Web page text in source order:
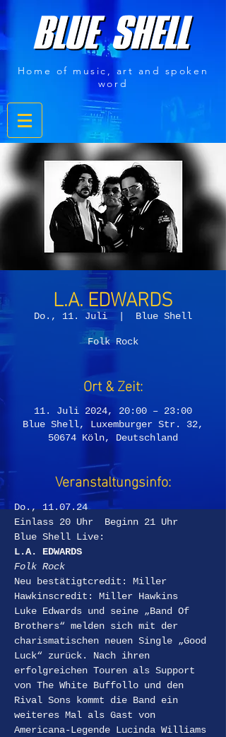
Home of music, art and spoken
word
L.A. EDWARDS
Do., 11. Juli
  |
Blue Shell
Folk Rock
Ort & Zeit:
11. Juli 2024, 20:00 – 23:00
Blue Shell, Luxemburger Str. 32,
50674 Köln, Deutschland
Veranstaltungsinfo:
Do., 11.07.24
Einlass 20 Uhr  Beginn 21 Uhr
Blue Shell Live:
L.A. EDWARDS
Folk Rock
Neu bestätigtcredit: Miller
Hawkinscredit: Miller Hawkins
Luke Edwards und seine „Band Of
Brothers“ melden sich mit der
charismatischen neuen Single „Good
Luck“ zurück. Nach ihren
erfolgreichen Touren als Support
von The White Buffollo und den
Rival Sons kommt die Band ein
weiteres Mal als Gast von
Americana-Legende Lucinda Williams